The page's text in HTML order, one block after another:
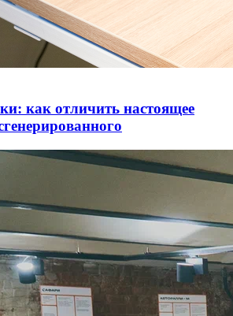
как отличить настоящее